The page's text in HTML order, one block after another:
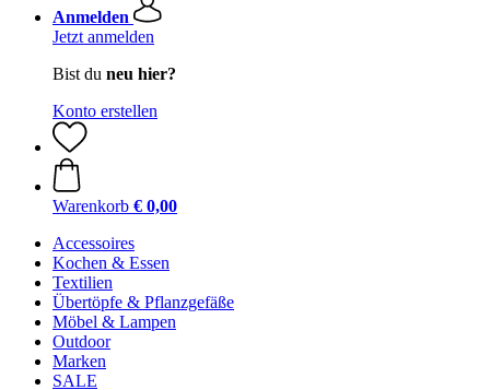
Anmelden
Jetzt anmelden
Bist du neu hier?
Konto erstellen
Warenkorb € 0,00
Accessoires
Kochen & Essen
Textilien
Übertöpfe & Pflanzgefäße
Möbel & Lampen
Outdoor
Marken
SALE